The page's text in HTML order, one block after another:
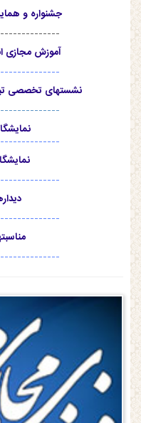
جشنواره و
آموزش مجازی
نشستهای تخصصی